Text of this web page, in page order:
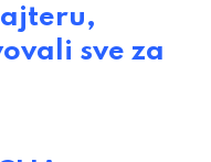
sve za